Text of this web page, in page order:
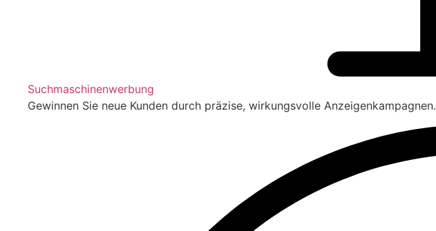
Suchmaschinenwerbung
Gewinnen Sie neue Kunden durch präzise, wirkungsvolle Anzeigenkampagnen.